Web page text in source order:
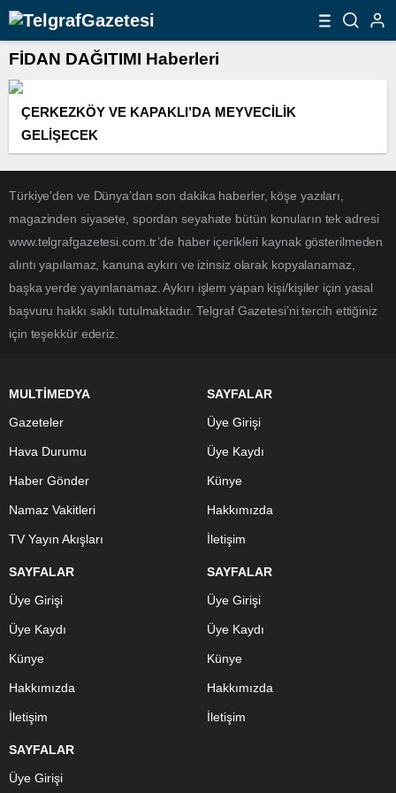
FİDAN DAĞITIMI Haberleri
ÇERKEZKÖY VE KAPAKLI’DA MEYVECİLİK
GELİŞECEK
Türkiye'den ve Dünya’dan son dakika haberler, köşe yazıları,
magazinden siyasete, spordan seyahate bütün konuların tek adresi
www.telgrafgazetesi.com.tr’de haber içerikleri kaynak gösterilmeden
alıntı yapılamaz, kanuna aykırı ve izinsiz olarak kopyalanamaz,
başka yerde yayınlanamaz. Aykırı işlem yapan kişi/kişiler için yasal
başvuru hakkı saklı tutulmaktadır. Telgraf Gazetesi’ni tercih ettiğiniz
için teşekkür ederiz.
MULTİMEDYA
Gazeteler
Hava Durumu
Haber Gönder
Namaz Vakitleri
TV Yayın Akışları
SAYFALAR
Üye Girişi
Üye Kaydı
Künye
Hakkımızda
İletişim
SAYFALAR
Üye Girişi
Üye Kaydı
Künye
Hakkımızda
İletişim
SAYFALAR
Üye Girişi
Üye Kaydı
Künye
Hakkımızda
İletişim
SAYFALAR
Üye Girişi